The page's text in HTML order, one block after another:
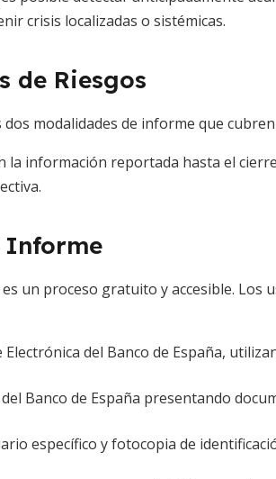
crisis localizadas o sistémicas.
de Riesgos
dos modalidades de informe que
la información reportada hasta el
Informe
un proceso gratuito y accesible.
Electrónica del Banco de España,
Banco de España presentando
específico y fotocopia de